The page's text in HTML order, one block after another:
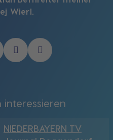
Wierl.
interessieren
NIEDERBAYERN TV